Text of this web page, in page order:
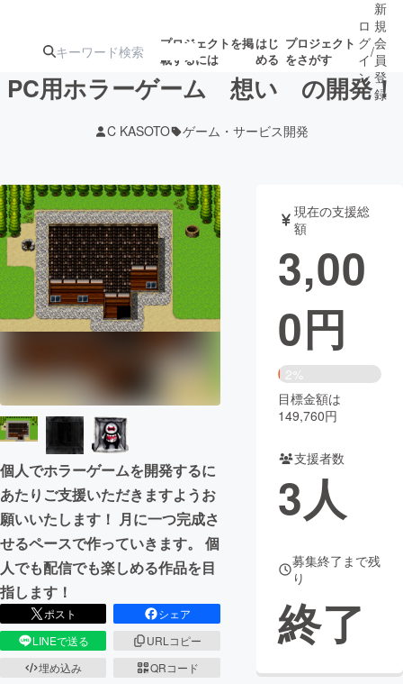
プロジェクトを掲
載するには
はじ
める
プロジェクト
をさがす
アート・写真
テクノロジー・ガジェット ゲーム・サ
ビジネス・起業 チャレンジ
まちづくり・地域活性化
CAMPFIRE for Social Good
CAMPFIRE Creation
CAMPFIREふるさと納税machi-ya コミュニティ
ロ
グ
イ
ン
/
新
規
会
員
登
録
PC用ホラーゲーム 想い の開発！
C KASOTO ゲーム・サービス開発
個人でホラーゲームを開発するに
あたりご支援いただきますようお
願いいたします！ 月に一つ完成さ
せるペースで作っていきます。 個
人でも配信でも楽しめる作品を目
指します！
ポスト
シェア
LINEで送る
URLコピー
埋め込み
QRコード
現在の支援総
額
3,00
0円
2%
目標金額は
149,760円
支援者数
3人
募集終了まで残
り
終了